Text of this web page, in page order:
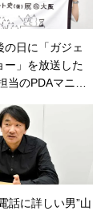
は考えること。
の日に「ガジェ
ー」を放送した
当のPDAマニア
話に詳しい男”山